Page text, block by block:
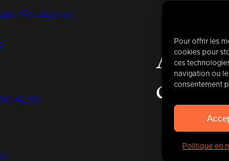
Pour offrir les
cookies pour
ces
navigation ou
consentement
Politique en
Fils Aymon,
95 70
de400